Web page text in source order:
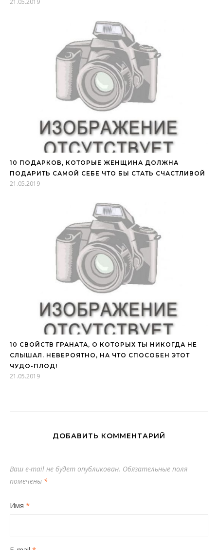
21.05.2019
10 ПОДАРКОВ, КОТОРЫЕ ЖЕНЩИНА ДОЛЖНА
ПОДАРИТЬ САМОЙ СЕБЕ ЧТО БЫ СТАТЬ СЧАСТЛИВОЙ
21.05.2019
10 СВОЙСТВ ГРАНАТА, О КОТОРЫХ ТЫ НИКОГДА НЕ
СЛЫШАЛ. НЕВЕРОЯТНО, НА ЧТО СПОСОБЕН ЭТОТ
ЧУДО-ПЛОД!
21.05.2019
ДОБАВИТЬ КОММЕНТАРИЙ
Ваш e-mail не будет опубликован. Обязательные поля
помечены *
Имя *